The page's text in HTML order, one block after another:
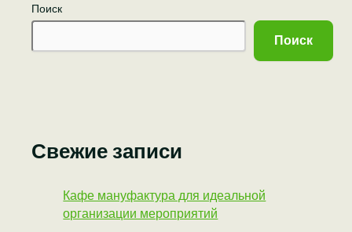
Поиск
Поиск
Свежие записи
Кафе мануфактура для идеальной
организации мероприятий